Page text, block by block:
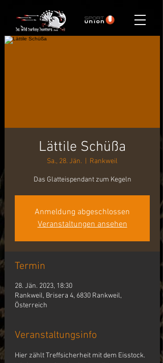
Lättile Schüßa
Sa., 28. Jän. Rankweil
Das Glatteispendant zum Kegeln
Anmeldung abgeschlossen
Veranstaltungen ansehen
Termin
28. Jän. 2023, 18:30
Rankweil, Brisera 4, 6830 Rankweil,
Österreich
Veranstaltungsinfo
Hier zählt Treffsicherheit mit dem Eisstock.